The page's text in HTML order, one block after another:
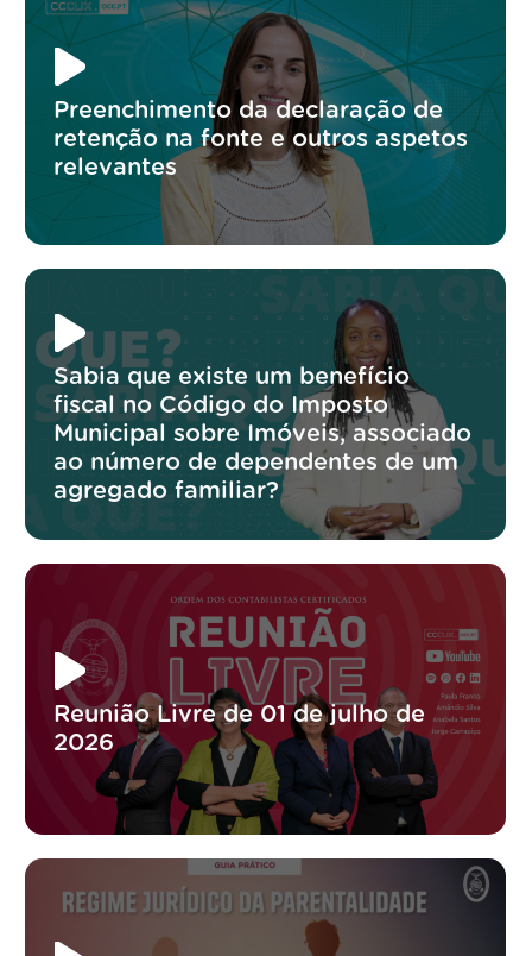
Preenchimento da declaração de
retenção na fonte e outros aspetos
relevantes
Sabia que existe um benefício
fiscal no Código do Imposto
Municipal sobre Imóveis, associado
ao número de dependentes de um
agregado familiar?
Reunião Livre de 01 de julho de
2026